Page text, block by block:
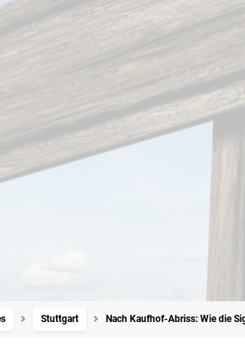
Stuttgart Nach Kaufhof-Abriss: Wie die